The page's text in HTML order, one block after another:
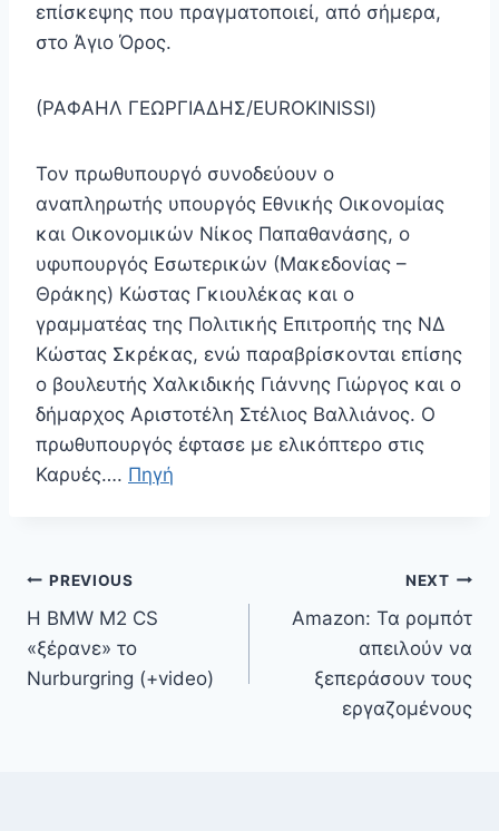
επίσκεψης που πραγματοποιεί, από σήμερα,
στο Άγιο Όρος.
(ΡΑΦΑΗΛ ΓΕΩΡΓΙΑΔΗΣ/EUROKINISSI)
Τον πρωθυπουργό συνοδεύουν ο
αναπληρωτής υπουργός Εθνικής Οικονομίας
και Οικονομικών Νίκος Παπαθανάσης, ο
υφυπουργός Εσωτερικών (Μακεδονίας –
Θράκης) Κώστας Γκιουλέκας και ο
γραμματέας της Πολιτικής Επιτροπής της ΝΔ
Κώστας Σκρέκας, ενώ παραβρίσκονται επίσης
ο βουλευτής Χαλκιδικής Γιάννης Γιώργος και ο
δήμαρχος Αριστοτέλη Στέλιος Βαλλιάνος. Ο
πρωθυπουργός έφτασε με ελικόπτερο στις
Καρυές…. Πηγή
Πλοήγηση
άρθρων
PREVIOUS
Η BMW M2 CS
«ξέρανε» το
Nurburgring (+video)
NEXT
Amazon: Τα ρομπότ
απειλούν να
ξεπεράσουν τους
εργαζομένους